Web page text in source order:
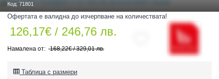
Код: 71801
Офертата е валидна до изчерпване на количествата!
126,17€ / 246,76 лв.
168,22€ / 329,01 лв.
Таблица с размери